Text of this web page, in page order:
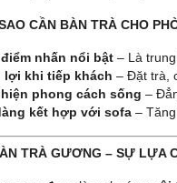
CẦN BÀN TRÀ CHO
nhấn nổi bật – Là
lợi khi tiếp khách – Đặt trà,
phong cách sống –
kết hợp với sofa –
TRÀ GƯƠNG – SỰ LỰA